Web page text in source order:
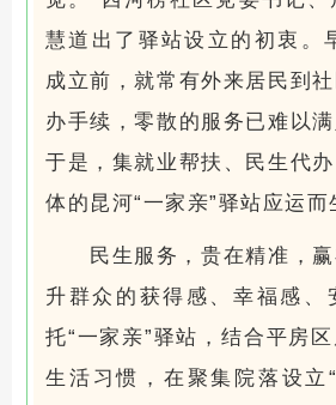
慧道出了驿站设立的初衷。
成立前，就常有外来居民到社
办手续，零散的服务已难以满
于是，集就业帮扶、民生代
体的昆河“一家亲”驿站应运而
民生服务，贵在精准，
升群众的获得感、幸福感、
托“一家亲”驿站，结合平房
生活习惯，在聚集院落设立